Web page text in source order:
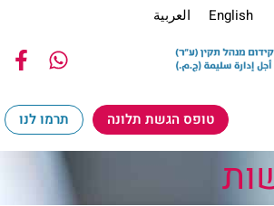
English العربية
טופס הגשת תלונה תרמו לנו